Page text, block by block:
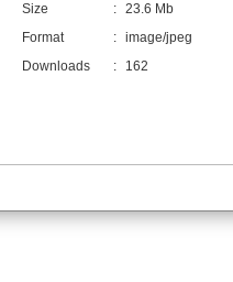
Size
: 23.6 Mb
Format
: image/jpeg
Downloads
: 162